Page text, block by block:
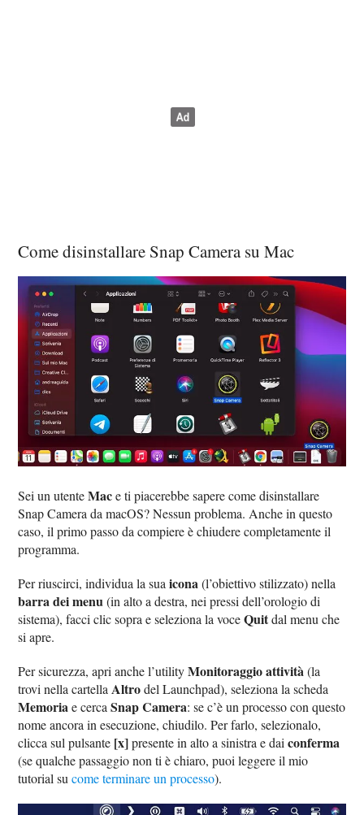
Come disinstallare Snap Camera su Mac
Sei un utenteMace ti piacerebbe sapere come disinstallare
Snap Camera da macOS? Nessun problema. Anche in questo
caso, il primo passo da compiere è chiudere completamente il
programma.
Per riuscirci, individua la suaicona(l’obiettivo stilizzato) nella
barra dei menu(in alto a destra, nei pressi dell’orologio di
sistema), facci clic sopra e seleziona la voceQuitdal menu che
si apre.
Per sicurezza, apri anche l’utilityMonitoraggio attività(la
trovi nella cartellaAltrodel Launchpad), seleziona la scheda
Memoriae cercaSnap Camera: se c’è un processo con questo
nome ancora in esecuzione, chiudilo. Per farlo, selezionalo,
clicca sul pulsante [x]presente in alto a sinistra e daiconferma
(se qualche passaggio non ti è chiaro, puoi leggere il mio
tutorial sucome terminare un processo).